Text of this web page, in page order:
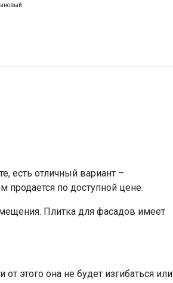
есть отличный вариант –
по доступной цене.
Плитка для фасадов имеет
этого она не будет изгибаться или